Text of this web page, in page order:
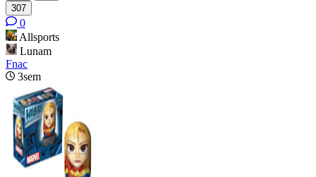
307
0
Allsports
Lunam
Fnac
3sem